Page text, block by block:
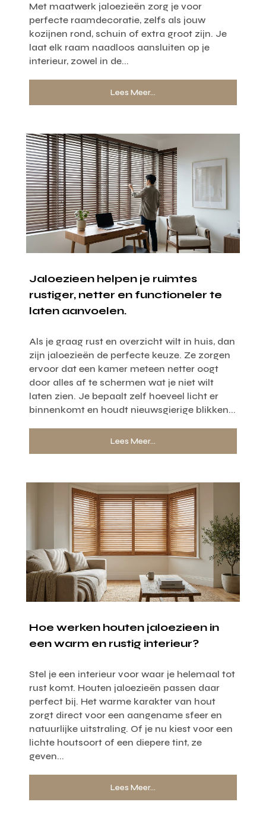
Met maatwerk jaloezieën zorg je voor
perfecte raamdecoratie, zelfs als jouw
kozijnen rond, schuin of extra groot zijn. Je
laat elk raam naadloos aansluiten op je
interieur, zowel in de...
Lees Meer...
Jaloezieen helpen je ruimtes
rustiger, netter en functioneler te
laten aanvoelen.
Als je graag rust en overzicht wilt in huis, dan
zijn jaloezieën de perfecte keuze. Ze zorgen
ervoor dat een kamer meteen netter oogt
door alles af te schermen wat je niet wilt
laten zien. Je bepaalt zelf hoeveel licht er
binnenkomt en houdt nieuwsgierige blikken...
Lees Meer...
Hoe werken houten jaloezieen in
een warm en rustig interieur?
Stel je een interieur voor waar je helemaal tot
rust komt. Houten jaloezieën passen daar
perfect bij. Het warme karakter van hout
zorgt direct voor een aangename sfeer en
natuurlijke uitstraling. Of je nu kiest voor een
lichte houtsoort of een diepere tint, ze
geven...
Lees Meer...